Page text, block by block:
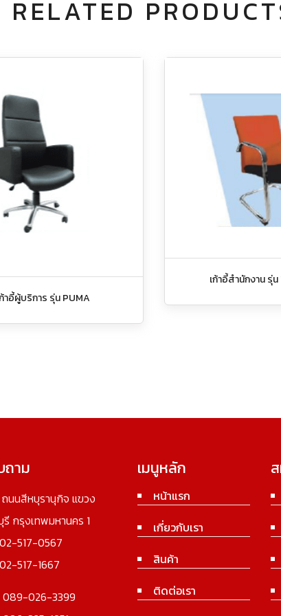
RELATED
าอี้ผู้บริการ รุ่น PUMA
เก้าอี้สำนักงาน รุ่น
าม
นนสีหบุรานุกิจ แขวง
กรุงเทพมหานคร 1
517-0567
517-1667
089-026-3399
เมนูหลัก
หน้าแรก
เกี่ยวกับเรา
สินค้า
ติดต่อเรา